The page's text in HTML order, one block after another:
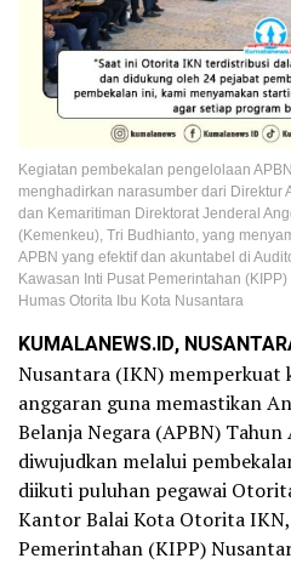
Kegiatan pembekalan pengelolaan
menghadirkan narasumber dari Direktur
dan Kemaritiman Direktorat Jenderal
(Kemenkeu), Tri Budhianto, yang
APBN yang efektif dan akuntabel di
Kawasan Inti Pusat Pemerintahan
Humas Otorita Ibu Kota Nusantara
KUMALANEWS.ID,
Nusantara (IKN) memperkuat
anggaran guna memastikan
Belanja Negara (APBN)
diwujudkan melalui
diikuti puluhan pegawai
Kantor Balai Kota Otorita
Pemerintahan (KIPP)